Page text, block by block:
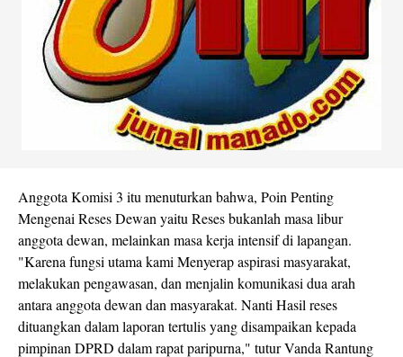
Anggota Komisi 3 itu menuturkan bahwa, Poin Penting
Mengenai Reses Dewan yaitu Reses bukanlah masa libur
anggota dewan, melainkan masa kerja intensif di lapangan.
"Karena fungsi utama kami Menyerap aspirasi masyarakat,
melakukan pengawasan, dan menjalin komunikasi dua arah
antara anggota dewan dan masyarakat. Nanti Hasil reses
dituangkan dalam laporan tertulis yang disampaikan kepada
pimpinan DPRD dalam rapat paripurna," tutur Vanda Rantung